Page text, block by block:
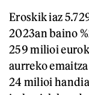
Eroskik iaz
2023an baino
259 milioi
aurreko
24 milioi